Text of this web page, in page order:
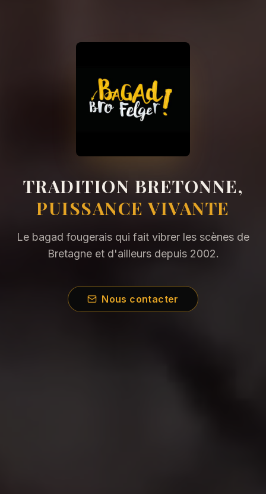
TRADITION BRETONNE,
PUISSANCE VIVANTE
Le bagad fougerais qui fait vibrer les scènes de
Bretagne et d'ailleurs depuis 2002.
Nous contacter